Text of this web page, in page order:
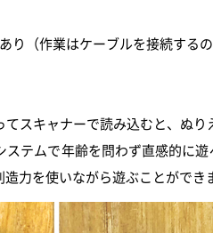
（作業はケーブルを接続するの
スキャナーで読み込むと、ぬ
テムで年齢を問わず直感的に
力を使いながら遊ぶことができ